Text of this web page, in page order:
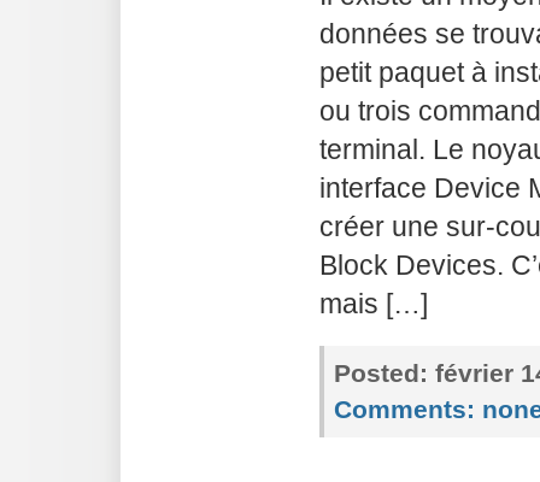
données se
petit paquet à
ou trois
terminal. Le
interface Device
créer une sur-
Block Devices.
mais […]
Posted: février
Comments: